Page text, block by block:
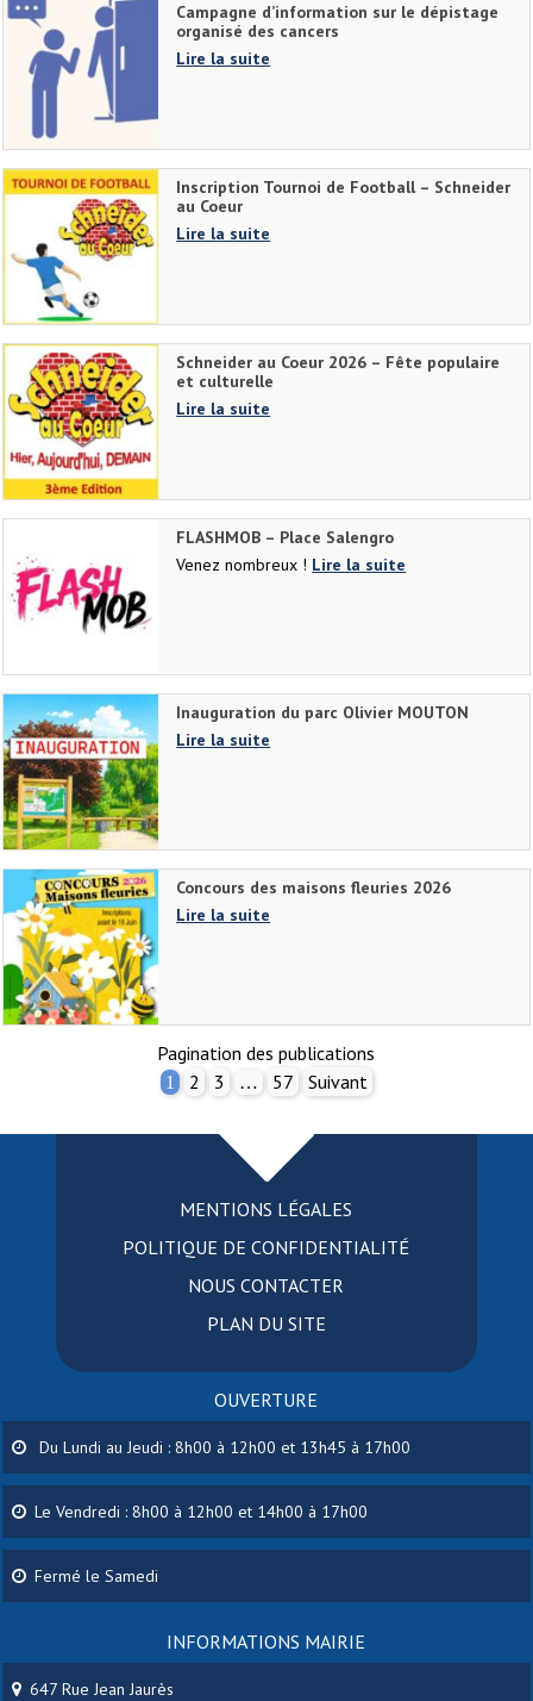
Campagne d’information sur le dépistage
organisé des cancers
Lire la suite
Inscription Tournoi de Football – Schneider
au Coeur
Lire la suite
Schneider au Coeur 2026 – Fête populaire
et culturelle
Lire la suite
FLASHMOB – Place Salengro
Venez nombreux ! Lire la suite
Inauguration du parc Olivier MOUTON
Lire la suite
Concours des maisons fleuries 2026
Lire la suite
Pagination des publications
1 2 3 … 57 Suivant
MENTIONS LÉGALES
POLITIQUE DE CONFIDENTIALITÉ
NOUS CONTACTER
PLAN DU SITE
OUVERTURE
Du Lundi au Jeudi : 8h00 à 12h00 et 13h45 à 17h00
Le Vendredi : 8h00 à 12h00 et 14h00 à 17h00
Fermé le Samedi
INFORMATIONS MAIRIE
647 Rue Jean Jaurès